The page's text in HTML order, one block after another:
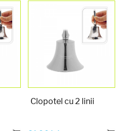
Clopotel cu 2 linii